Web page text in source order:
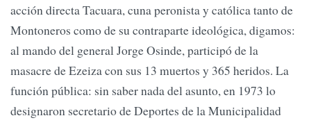
acción directa Tacuara, cuna peronista y católica tanto de
Montoneros como de su contraparte ideológica, digamos:
al mando del general Jorge Osinde, participó de la
masacre de Ezeiza con sus 13 muertos y 365 heridos. La
función pública: sin saber nada del asunto, en 1973 lo
designaron secretario de Deportes de la Municipalidad